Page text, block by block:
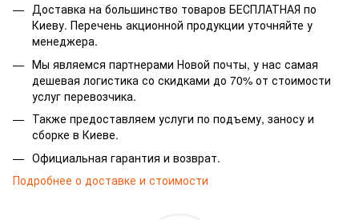
Доставка на большинство товаров БЕСПЛАТНАЯ по
Киеву. Перечень акционной продукции уточняйте у
менеджера.
Мы являемся партнерами Новой почты, у нас самая
дешевая логистика со скидками до 70% от стоимости
услуг перевозчика.
Также предоставляем услуги по подъему, заносу и
сборке в Киеве.
Официальная гарантия и возврат.
Подробнее о доставке и стоимости